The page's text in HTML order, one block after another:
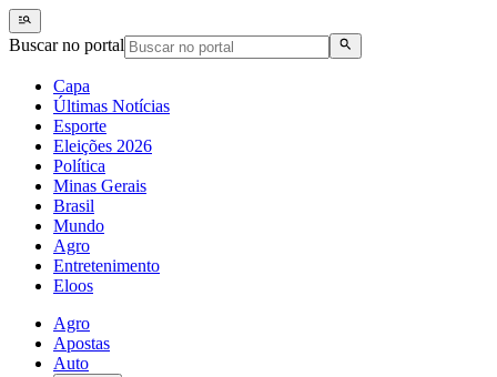
Buscar no portal
Capa
Últimas Notícias
Esporte
Eleições 2026
Política
Minas Gerais
Brasil
Mundo
Agro
Entretenimento
Eloos
Agro
Apostas
Auto